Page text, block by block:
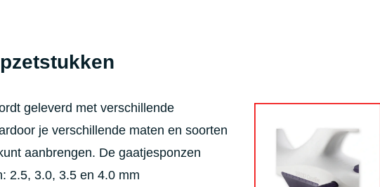
geleverd met verschillende
je verschillende maten en soorten
aanbrengen. De gaatjesponzen
2.5, 3.0, 3.5 en 4.0 mm